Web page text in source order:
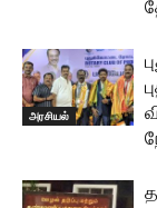
அரசியல்